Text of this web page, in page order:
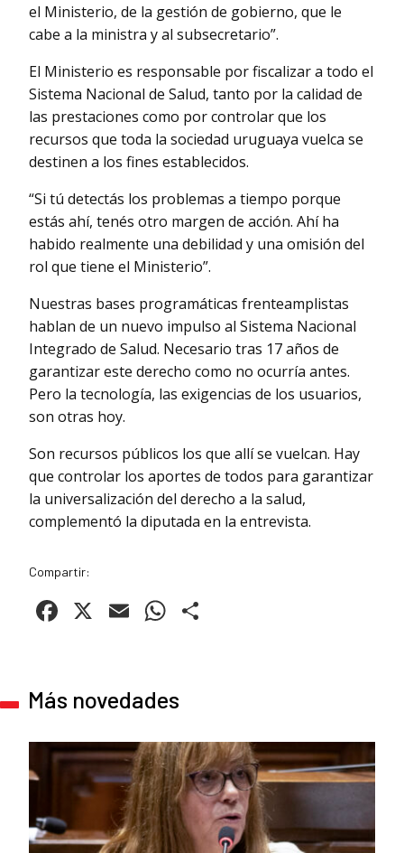
el Ministerio, de la gestión de gobierno, que le
cabe a la ministra y al subsecretario”.
El Ministerio es responsable por fiscalizar a todo el
Sistema Nacional de Salud, tanto por la calidad de
las prestaciones como por controlar que los
recursos que toda la sociedad uruguaya vuelca se
destinen a los fines establecidos.
“Si tú detectás los problemas a tiempo porque
estás ahí, tenés otro margen de acción. Ahí ha
habido realmente una debilidad y una omisión del
rol que tiene el Ministerio”.
Nuestras bases programáticas frenteamplistas
hablan de un nuevo impulso al Sistema Nacional
Integrado de Salud. Necesario tras 17 años de
garantizar este derecho como no ocurría antes.
Pero la tecnología, las exigencias de los usuarios,
son otras hoy.
Son recursos públicos los que allí se vuelcan. Hay
que controlar los aportes de todos para garantizar
la universalización del derecho a la salud,
complementó la diputada en la entrevista.
Compartir:
Facebook
X EmailWhatsApp
Más novedades